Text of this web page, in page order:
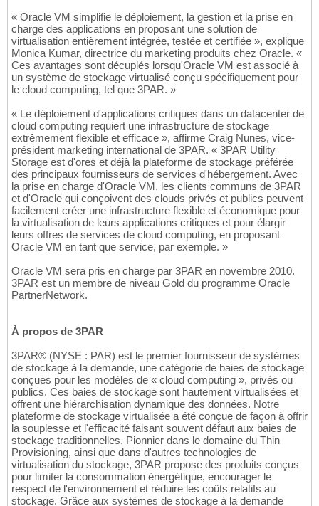
« Oracle VM simplifie le déploiement, la gestion et la prise en
charge des applications en proposant une solution de
virtualisation entièrement intégrée, testée et certifiée », explique
Monica Kumar, directrice du marketing produits chez Oracle. «
Ces avantages sont décuplés lorsqu'Oracle VM est associé à
un système de stockage virtualisé conçu spécifiquement pour
le cloud computing, tel que 3PAR. »
« Le déploiement d'applications critiques dans un datacenter de
cloud computing requiert une infrastructure de stockage
extrêmement flexible et efficace », affirme Craig Nunes, vice-
président marketing international de 3PAR. « 3PAR Utility
Storage est d'ores et déjà la plateforme de stockage préférée
des principaux fournisseurs de services d'hébergement. Avec
la prise en charge d'Oracle VM, les clients communs de 3PAR
et d'Oracle qui conçoivent des clouds privés et publics peuvent
facilement créer une infrastructure flexible et économique pour
la virtualisation de leurs applications critiques et pour élargir
leurs offres de services de cloud computing, en proposant
Oracle VM en tant que service, par exemple. »
Oracle VM sera pris en charge par 3PAR en novembre 2010.
3PAR est un membre de niveau Gold du programme Oracle
PartnerNetwork.
À propos de 3PAR
3PAR® (NYSE : PAR) est le premier fournisseur de systèmes
de stockage à la demande, une catégorie de baies de stockage
conçues pour les modèles de « cloud computing », privés ou
publics. Ces baies de stockage sont hautement virtualisées et
offrent une hiérarchisation dynamique des données. Notre
plateforme de stockage virtualisée a été conçue de façon à offrir
la souplesse et l'efficacité faisant souvent défaut aux baies de
stockage traditionnelles. Pionnier dans le domaine du Thin
Provisioning, ainsi que dans d'autres technologies de
virtualisation du stockage, 3PAR propose des produits conçus
pour limiter la consommation énergétique, encourager le
respect de l'environnement et réduire les coûts relatifs au
stockage. Grâce aux systèmes de stockage à la demande